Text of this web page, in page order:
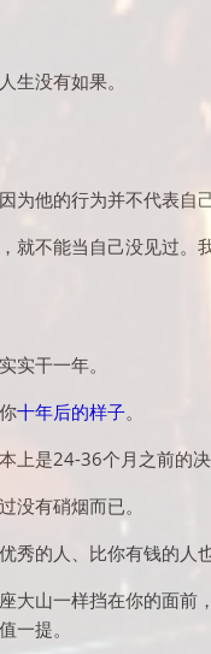
生没有如果。
为他的行为并不代表自
就不能当自己没见过。
实干一年。
十年后的样子。
上是24-36个月之前的
没有硝烟而已。
秀的人、比你有钱的人
大山一样挡在你的面前
一提。